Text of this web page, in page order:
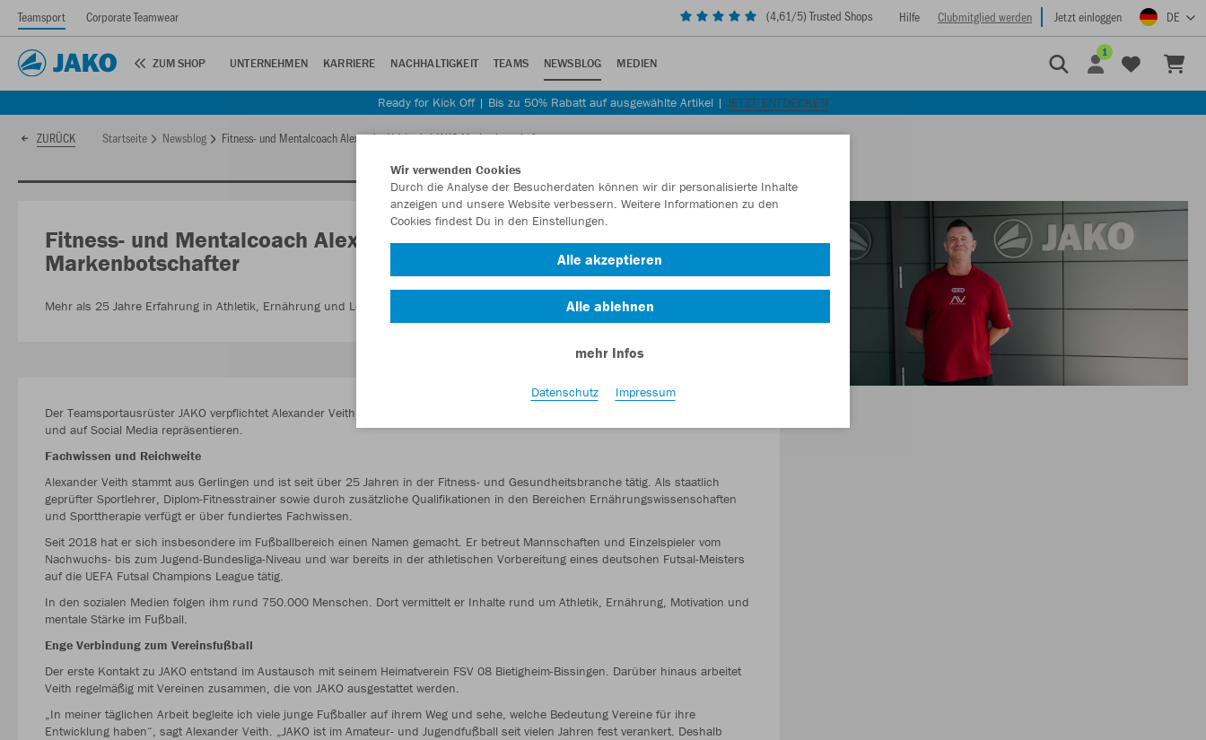
Teamsport Corporate Teamwear (4,61/5) Trusted Shops Hilfe Clubmitglied werden Jetzt einloggen DE
ZUM SHOP UNTERNEHMEN KARRIERE NACHHALTIGKEIT TEAMS NEWSBLOG MEDIEN
1
Ready for Kick Off | Bis zu 50% Rabatt auf ausgewählte Artikel | JETZT ENTDECKEN
ZURÜCK Startseite Newsblog Fitness- und Mentalcoach Alexander Veith wird JAKO Markenbotschafter
Fitness- und Mentalcoach Alexander Veith wird JAKO
Markenbotschafter
Mehr als 25 Jahre Erfahrung in Athletik, Ernährung und Leistungsentwicklung.
Der Teamsportausrüster JAKO verpflichtet Alexander Veith als neuen Markenbotschafter. Künftig wird er die Marke in Kampagnen
und auf Social Media repräsentieren.
Fachwissen und Reichweite
Alexander Veith stammt aus Gerlingen und ist seit über 25 Jahren in der Fitness- und Gesundheitsbranche tätig. Als staatlich
geprüfter Sportlehrer, Diplom-Fitnesstrainer sowie durch zusätzliche Qualifikationen in den Bereichen Ernährungswissenschaften
und Sporttherapie verfügt er über fundiertes Fachwissen.
Seit 2018 hat er sich insbesondere im Fußballbereich einen Namen gemacht. Er betreut Mannschaften und Einzelspieler vom
Nachwuchs- bis zum Jugend-Bundesliga-Niveau und war bereits in der athletischen Vorbereitung eines deutschen Futsal-Meisters
auf die UEFA Futsal Champions League tätig.
In den sozialen Medien folgen ihm rund 750.000 Menschen. Dort vermittelt er Inhalte rund um Athletik, Ernährung, Motivation und
mentale Stärke im Fußball.
Enge Verbindung zum Vereinsfußball
Der erste Kontakt zu JAKO entstand im Austausch mit seinem Heimatverein FSV 08 Bietigheim-Bissingen. Darüber hinaus arbeitet
Veith regelmäßig mit Vereinen zusammen, die von JAKO ausgestattet werden.
„In meiner täglichen Arbeit begleite ich viele junge Fußballer auf ihrem Weg und sehe, welche Bedeutung Vereine für ihre
Entwicklung haben“, sagt Alexander Veith. „JAKO ist im Amateur- und Jugendfußball seit vielen Jahren fest verankert. Deshalb
Wir verwenden Cookies
Durch die Analyse der Besucherdaten können wir dir personalisierte Inhalte
anzeigen und unsere Website verbessern. Weitere Informationen zu den
Cookies findest Du in den Einstellungen.
Alle akzeptieren
Alle ablehnen
mehr Infos
Datenschutz Impressum